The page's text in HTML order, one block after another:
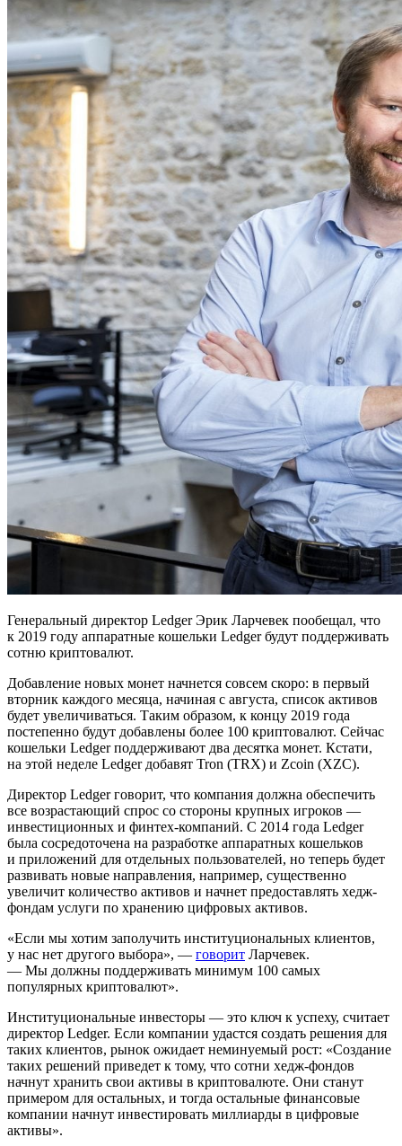
Генеральный директор Ledger Эрик Ларчевек пообещал, что
к 2019 году аппаратные кошельки Ledger будут поддерживать
сотню криптовалют.
Добавление новых монет начнется совсем скоро: в первый
вторник каждого месяца, начиная с августа, список активов
будет увеличиваться. Таким образом, к концу 2019 года
постепенно будут добавлены более 100 криптовалют. Сейчас
кошельки Ledger поддерживают два десятка монет. Кстати,
на этой неделе Ledger добавят Tron (TRX) и Zcoin (XZC).
Директор Ledger говорит, что компания должна обеспечить
все возрастающий спрос со стороны крупных игроков —
инвестиционных и финтех-компаний. С 2014 года Ledger
была сосредоточена на разработке аппаратных кошельков
и приложений для отдельных пользователей, но теперь будет
развивать новые направления, например, существенно
увеличит количество активов и начнет предоставлять хедж-
фондам услуги по хранению цифровых активов.
«Если мы хотим заполучить институциональных клиентов,
у нас нет другого выбора», — говорит Ларчевек.
— Мы должны поддерживать минимум 100 самых
популярных криптовалют».
Институциональные инвесторы — это ключ к успеху, считает
директор Ledger. Если компании удастся создать решения для
таких клиентов, рынок ожидает неминуемый рост: «Создание
таких решений приведет к тому, что сотни хедж-фондов
начнут хранить свои активы в криптовалюте. Они станут
примером для остальных, и тогда остальные финансовые
компании начнут инвестировать миллиарды в цифровые
активы».